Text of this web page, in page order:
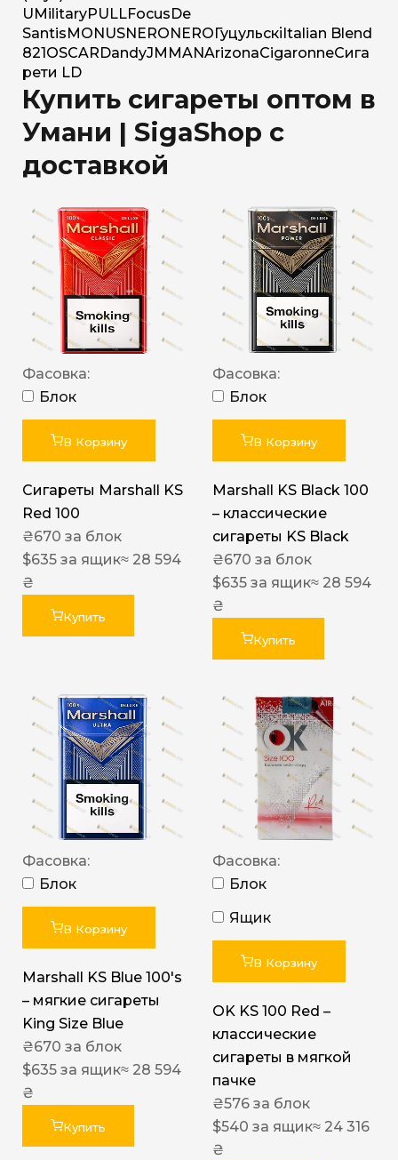
U MilitaryPULLFocus De
Santis MONUSNERO NERO Гуцульскі Italian Blend
821 OSCAR DandyJM MANArizonaCigaronneСига
рети LD
Купить сигареты оптом в
Умани | SigaShop с
доставкой
Фасовка:
Блок
В Корзину
Сигареты Marshall KS
Red 100
₴670 за блок
$635 за ящик≈ 28 594
₴
Купить
Фасовка:
Блок
В Корзину
Marshall KS Black 100
– классические
сигареты KS Black
₴670 за блок
$635 за ящик≈ 28 594
₴
Купить
Фасовка:
Блок
В Корзину
Marshall KS Blue 100's
– мягкие сигареты
King Size Blue
₴670 за блок
$635 за ящик≈ 28 594
₴
Купить
Фасовка:
Блок
Ящик
В Корзину
OK KS 100 Red –
классические
сигареты в мягкой
пачке
₴576 за блок
$540 за ящик≈ 24 316
₴